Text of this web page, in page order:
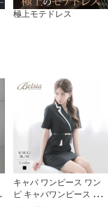
極上モテドレス
キャバ ワンピース ワン
ピ キャバワンピース レ